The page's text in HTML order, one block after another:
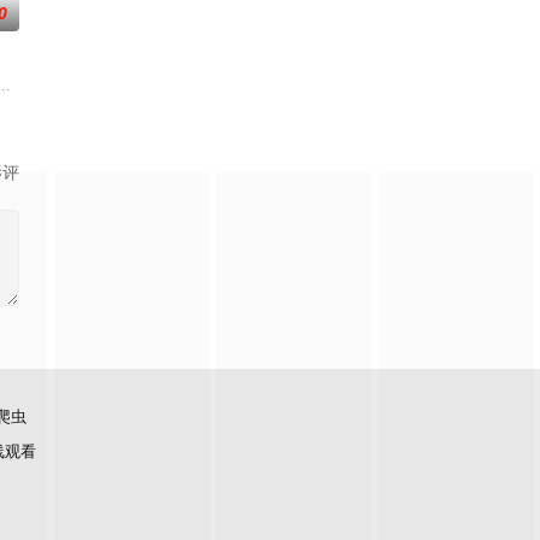
。砌砖建墙，朴拙的体力劳
求爱情与理想的道路上历经的艰辛。男主人公曾被迫接受性向矫
只羊和他人发生冲突，失手将对方打死，被判处无期徒刑后，吴鑫在监狱的
评
虫
观看